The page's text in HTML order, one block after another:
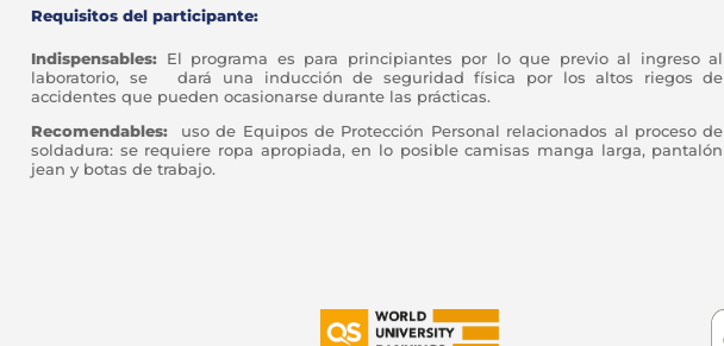
Requisitos del participante:
Indispensables: El programa es para principiantes por lo que previo al ingreso al
laboratorio, se dará una inducción de seguridad física por los altos riegos de
accidentes que pueden ocasionarse durante las prácticas.
Recomendables: uso de Equipos de Protección Personal relacionados al proceso de
soldadura: se requiere ropa apropiada, en lo posible camisas manga larga, pantalón
jean y botas de trabajo.